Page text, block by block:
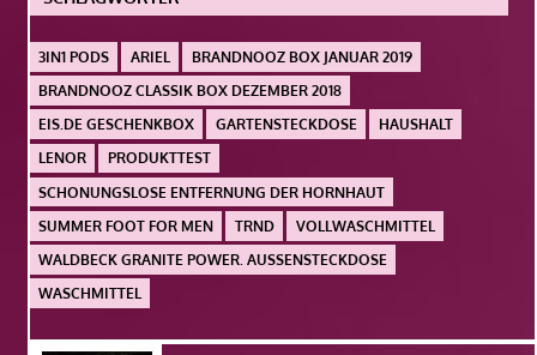
3IN1 PODS ARIEL
BRANDNOOZ BOX JANUAR 2019
BRANDNOOZ CLASSIK BOX DEZEMBER 2018
EIS.DE GESCHENKBOX
GARTENSTECKDOSE
HAUSHALT
LENOR
PRODUKTTEST
SCHONUNGSLOSE ENTFERNUNG DER HORNHAUT
SUMMER FOOT FOR MEN
TRND
VOLLWASCHMITTEL
WALDBECK GRANITE POWER. AUSSENSTECKDOSE
WASCHMITTEL